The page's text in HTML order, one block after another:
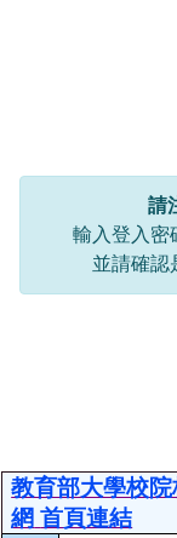
請
輸入登入密
並請確認
教育部大學校
網 首頁連結